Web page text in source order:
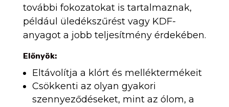
további fokozatokat is tartalmaznak,
például üledékszűrést vagy KDF-
anyagot a jobb teljesítmény érdekében.
Előnyök:
Eltávolítja a klórt és melléktermékeit
Csökkenti az olyan gyakori
szennyeződéseket, mint az ólom, a